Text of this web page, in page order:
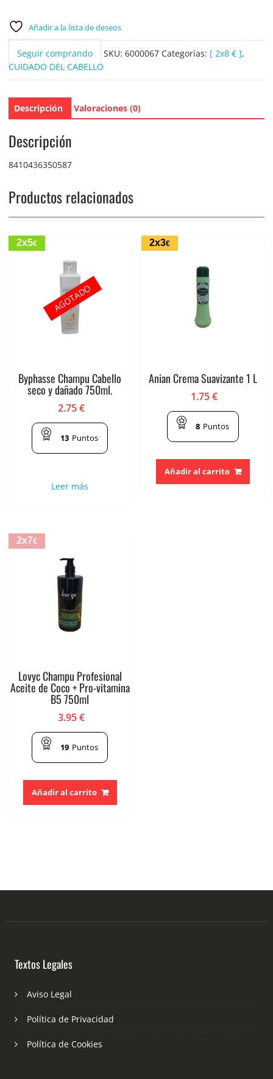
Añadir a la lista de deseos
Seguir comprando SKU: 6000067 Categorías: [ 2x8 € ],
CUIDADO DEL CABELLO
Descripción Valoraciones (0)
Descripción
8410436350587
Productos relacionados
2x5€
Byphasse Champu Cabello
seco y dañado 750ml.
2.75€
13 Puntos
Leer más
AGOTADO
2x3€
Anian Crema Suavizante 1 L
1.75€
8 Puntos
Añadir al carrito
2x7€
Lovyc Champu Profesional
Aceite de Coco + Pro-vitamina
B5 750ml
3.95€
19 Puntos
Añadir al carrito
Textos Legales
Aviso Legal
Política de Privacidad
Política de Cookies